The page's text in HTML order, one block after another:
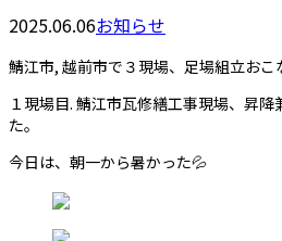
2025.06.06お知らせ
鯖江市, 越前市で３現場、足場組立おこ
１現場目. 鯖江市瓦修繕工事現場、昇
た。
今日は、朝一から暑かった💦